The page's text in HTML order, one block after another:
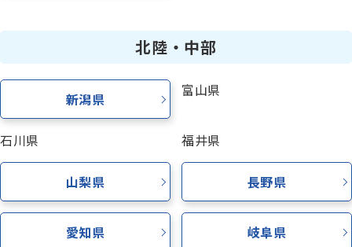
北陸・中部
新潟県 富山県
石川県 福井県
山梨県 長野県
愛知県 岐阜県